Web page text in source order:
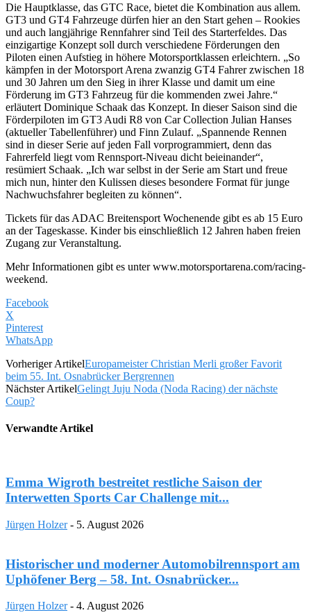
Die Hauptklasse, das GTC Race, bietet die Kombination aus allem.
GT3 und GT4 Fahrzeuge dürfen hier an den Start gehen – Rookies
und auch langjährige Rennfahrer sind Teil des Starterfeldes. Das
einzigartige Konzept soll durch verschiedene Förderungen den
Piloten einen Aufstieg in höhere Motorsportklassen erleichtern. „So
kämpfen in der Motorsport Arena zwanzig GT4 Fahrer zwischen 18
und 30 Jahren um den Sieg in ihrer Klasse und damit um eine
Förderung im GT3 Fahrzeug für die kommenden zwei Jahre.“
erläutert Dominique Schaak das Konzept. In dieser Saison sind die
Förderpiloten im GT3 Audi R8 von Car Collection Julian Hanses
(aktueller Tabellenführer) und Finn Zulauf. „Spannende Rennen
sind in dieser Serie auf jeden Fall vorprogrammiert, denn das
Fahrerfeld liegt vom Rennsport-Niveau dicht beieinander“,
resümiert Schaak. „Ich war selbst in der Serie am Start und freue
mich nun, hinter den Kulissen dieses besondere Format für junge
Nachwuchsfahrer begleiten zu können“.
Tickets für das ADAC Breitensport Wochenende gibt es ab 15 Euro
an der Tageskasse. Kinder bis einschließlich 12 Jahren haben freien
Zugang zur Veranstaltung.
Mehr Informationen gibt es unter www.motorsportarena.com/racing-
weekend.
Facebook
X
Pinterest
WhatsApp
Vorheriger ArtikelEuropameister Christian Merli großer Favorit
beim 55. Int. Osnabrücker Bergrennen
Nächster ArtikelGelingt Juju Noda (Noda Racing) der nächste
Coup?
Verwandte Artikel
Emma Wigroth bestreitet restliche Saison der
Interwetten Sports Car Challenge mit...
Jürgen Holzer - 5. August 2026
Historischer und moderner Automobilrennsport am
Uphöfener Berg – 58. Int. Osnabrücker...
Jürgen Holzer - 4. August 2026